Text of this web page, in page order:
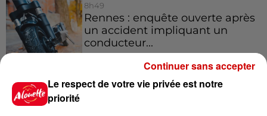
8h49
Rennes : enquête ouverte après
un accident impliquant un
conducteur...
8 août 2026
Le respect de votre vie privée est notre
priorité
Continuer sans accepter